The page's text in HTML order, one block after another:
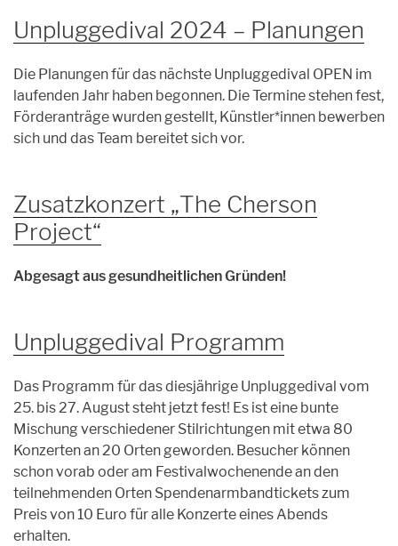
Unpluggedival 2024 – Planungen
Die Planungen für das nächste Unpluggedival OPEN im
laufenden Jahr haben begonnen. Die Termine stehen fest,
Förderanträge wurden gestellt, Künstler*innen bewerben
sich und das Team bereitet sich vor.
Zusatzkonzert „The Cherson
Project“
Abgesagt aus gesundheitlichen Gründen!
Unpluggedival Programm
Das Programm für das diesjährige Unpluggedival vom
25. bis 27. August steht jetzt fest! Es ist eine bunte
Mischung verschiedener Stilrichtungen mit etwa 80
Konzerten an 20 Orten geworden. Besucher können
schon vorab oder am Festivalwochenende an den
teilnehmenden Orten Spendenarmbandtickets zum
Preis von 10 Euro für alle Konzerte eines Abends
erhalten.